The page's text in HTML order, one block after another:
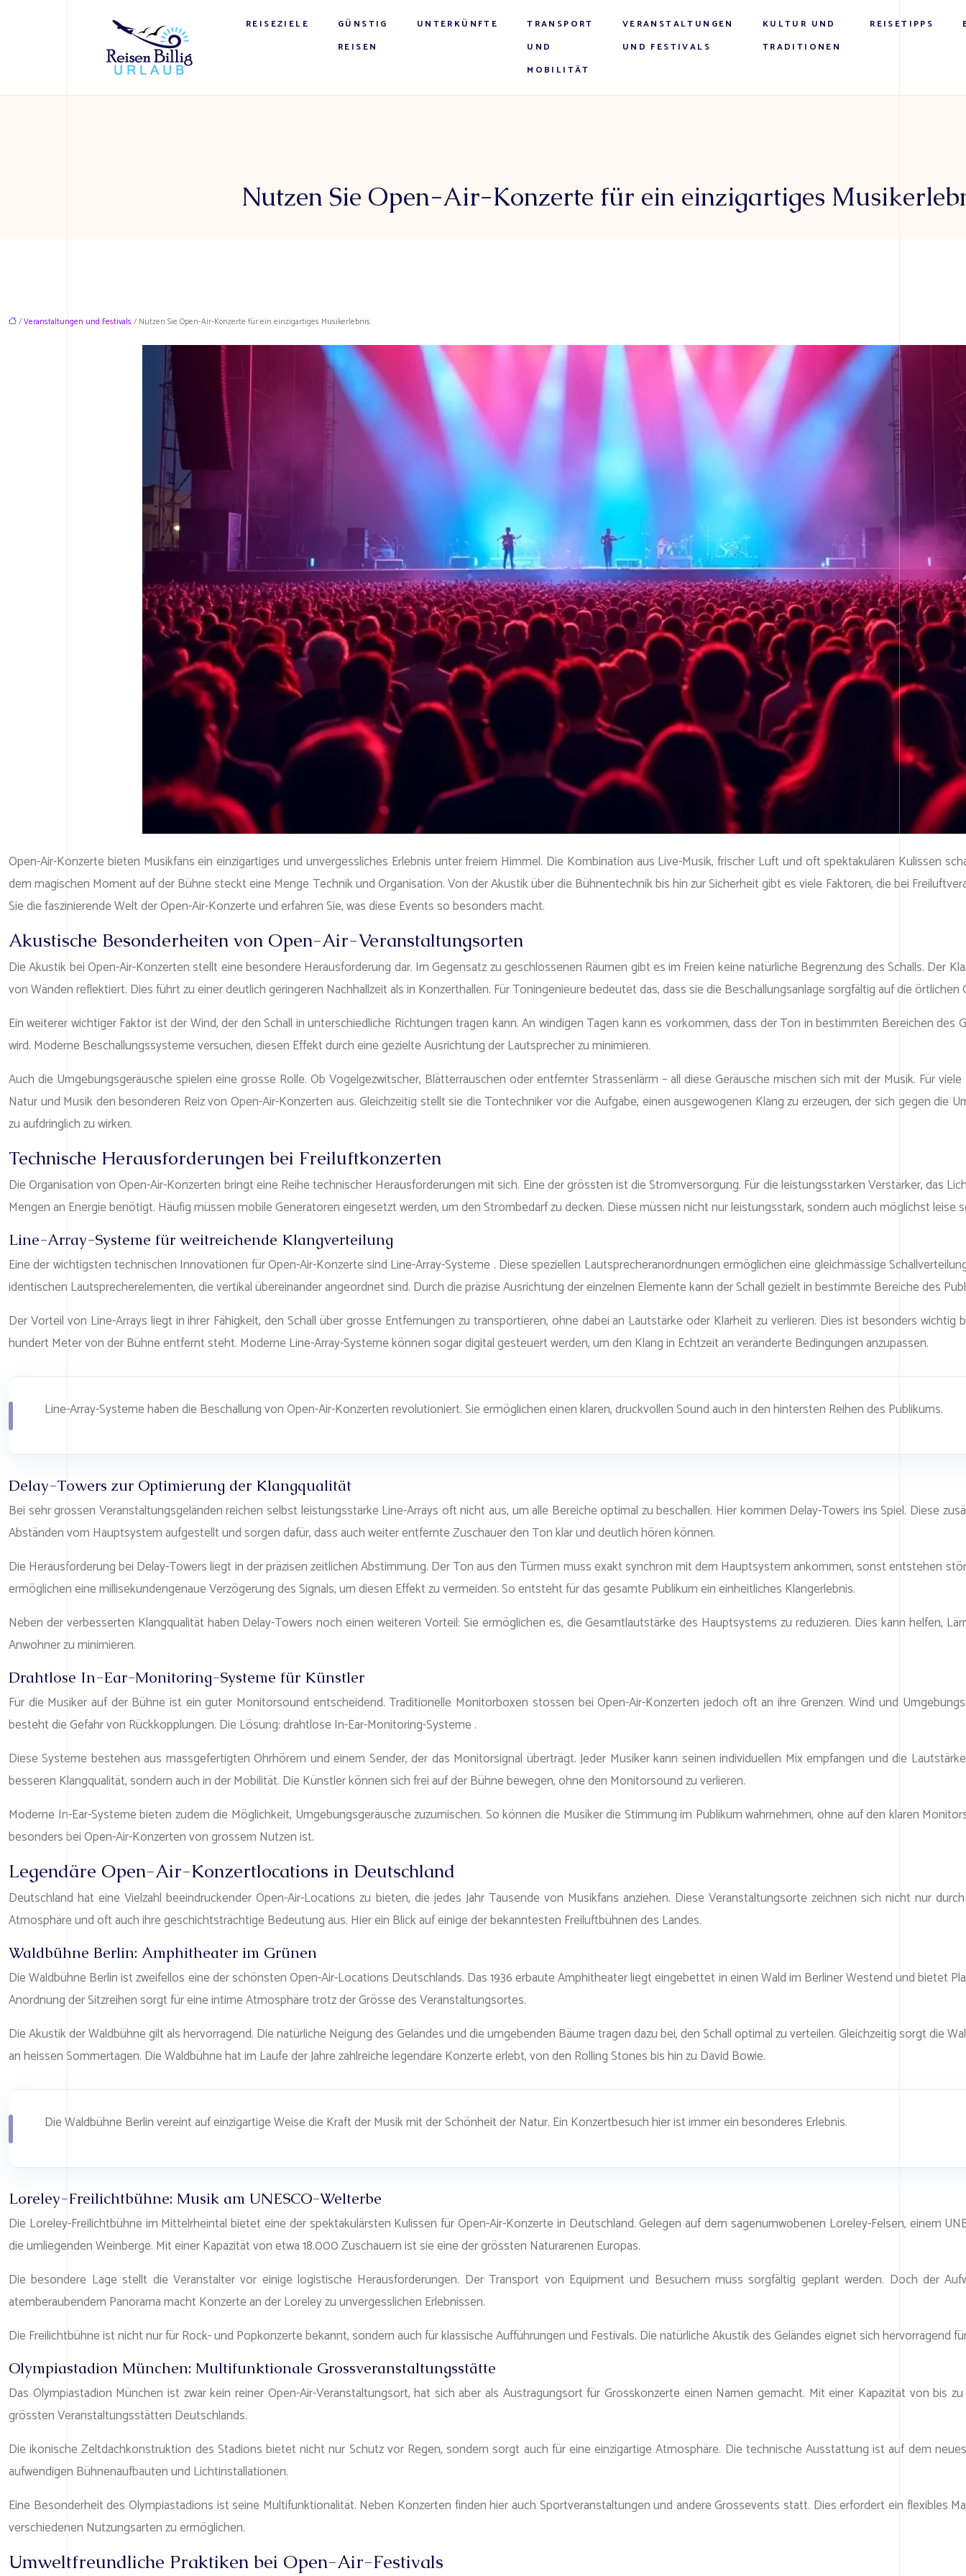
REISEZIELE
GÜNSTIG
REISEN
UNTERKÜNFTE
TRANSPORT
UND
MOBILITÄT
VERANSTALTUNGEN
UND FESTIVALS
KULTUR UND
TRADITIONEN
REISETIPPS
Nutzen Sie Open-Air-Konzerte für ein einzigartiges
/Veranstaltungen und Festivals / Nutzen Sie Open-Air-Konzerte für ein einzigartiges Musikerlebnis
Open-Air-Konzerte bieten Musikfans ein einzigartiges und unvergessliches Erlebnis unter freiem Himmel. Die Kombination aus Live-Musik, frischer Luft und oft spektakulären Kulissen
dem magischen Moment auf der Bühne steckt eine Menge Technik und Organisation. Von der Akustik über die Bühnentechnik bis hin zur Sicherheit gibt es viele Faktoren, die bei
Sie die faszinierende Welt der Open-Air-Konzerte und erfahren Sie, was diese Events so besonders macht.
Akustische Besonderheiten von Open-Air-Veranstaltungsorten
Die Akustik bei Open-Air-Konzerten stellt eine besondere Herausforderung dar. Im Gegensatz zu geschlossenen Räumen gibt es im Freien keine natürliche Begrenzung des Schalls. Der
von Wänden reflektiert. Dies führt zu einer deutlich geringeren Nachhallzeit als in Konzerthallen. Für Toningenieure bedeutet das, dass sie die Beschallungsanlage sorgfältig auf die
Ein weiterer wichtiger Faktor ist der Wind, der den Schall in unterschiedliche Richtungen tragen kann. An windigen Tagen kann es vorkommen, dass der Ton in bestimmten Bereichen des
wird. Moderne Beschallungssysteme versuchen, diesen Effekt durch eine gezielte Ausrichtung der Lautsprecher zu minimieren.
Auch die Umgebungsgeräusche spielen eine grosse Rolle. Ob Vogelgezwitscher, Blätterrauschen oder entfernter Strassenlärm – all diese Geräusche mischen sich mit der Musik. Für
Natur und Musik den besonderen Reiz von Open-Air-Konzerten aus. Gleichzeitig stellt sie die Tontechniker vor die Aufgabe, einen ausgewogenen Klang zu erzeugen, der sich gegen die
zu aufdringlich zu wirken.
Technische Herausforderungen bei Freiluftkonzerten
Die Organisation von Open-Air-Konzerten bringt eine Reihe technischer Herausforderungen mit sich. Eine der grössten ist die Stromversorgung. Für die leistungsstarken Verstärker, das
Mengen an Energie benötigt. Häufig müssen mobile Generatoren eingesetzt werden, um den Strombedarf zu decken. Diese müssen nicht nur leistungsstark, sondern auch möglichst leise
Line-Array-Systeme für weitreichende Klangverteilung
Eine der wichtigsten technischen Innovationen für Open-Air-Konzerte sind Line-Array-Systeme . Diese speziellen Lautsprecheranordnungen ermöglichen eine gleichmässige
identischen Lautsprecherelementen, die vertikal übereinander angeordnet sind. Durch die präzise Ausrichtung der einzelnen Elemente kann der Schall gezielt in bestimmte Bereiche des
Der Vorteil von Line-Arrays liegt in ihrer Fähigkeit, den Schall über grosse Entfernungen zu transportieren, ohne dabei an Lautstärke oder Klarheit zu verlieren. Dies ist besonders
hundert Meter von der Bühne entfernt steht. Moderne Line-Array-Systeme können sogar digital gesteuert werden, um den Klang in Echtzeit an veränderte Bedingungen anzupassen.
Line-Array-Systeme haben die Beschallung von Open-Air-Konzerten revolutioniert. Sie ermöglichen einen klaren, druckvollen Sound auch in den hintersten Reihen des Publikums.
Delay-Towers zur Optimierung der Klangqualität
Bei sehr grossen Veranstaltungsgeländen reichen selbst leistungsstarke Line-Arrays oft nicht aus, um alle Bereiche optimal zu beschallen. Hier kommen Delay-Towers ins Spiel. Diese
Abständen vom Hauptsystem aufgestellt und sorgen dafür, dass auch weiter entfernte Zuschauer den Ton klar und deutlich hören können.
Die Herausforderung bei Delay-Towers liegt in der präzisen zeitlichen Abstimmung. Der Ton aus den Türmen muss exakt synchron mit dem Hauptsystem ankommen, sonst entstehen
ermöglichen eine millisekundengenaue Verzögerung des Signals, um diesen Effekt zu vermeiden. So entsteht für das gesamte Publikum ein einheitliches Klangerlebnis.
Neben der verbesserten Klangqualität haben Delay-Towers noch einen weiteren Vorteil: Sie ermöglichen es, die Gesamtlautstärke des Hauptsystems zu reduzieren. Dies kann helfen,
Anwohner zu minimieren.
Drahtlose In-Ear-Monitoring-Systeme für Künstler
Für die Musiker auf der Bühne ist ein guter Monitorsound entscheidend. Traditionelle Monitorboxen stossen bei Open-Air-Konzerten jedoch oft an ihre Grenzen. Wind und
besteht die Gefahr von Rückkopplungen. Die Lösung: drahtlose In-Ear-Monitoring-Systeme .
Diese Systeme bestehen aus massgefertigten Ohrhörern und einem Sender, der das Monitorsignal überträgt. Jeder Musiker kann seinen individuellen Mix empfangen und die
besseren Klangqualität, sondern auch in der Mobilität. Die Künstler können sich frei auf der Bühne bewegen, ohne den Monitorsound zu verlieren.
Moderne In-Ear-Systeme bieten zudem die Möglichkeit, Umgebungsgeräusche zuzumischen. So können die Musiker die Stimmung im Publikum wahrnehmen, ohne auf den klaren
besonders bei Open-Air-Konzerten von grossem Nutzen ist.
Legendäre Open-Air-Konzertlocations in Deutschland
Deutschland hat eine Vielzahl beeindruckender Open-Air-Locations zu bieten, die jedes Jahr Tausende von Musikfans anziehen. Diese Veranstaltungsorte zeichnen sich nicht nur
Atmosphäre und oft auch ihre geschichtsträchtige Bedeutung aus. Hier ein Blick auf einige der bekanntesten Freiluftbühnen des Landes.
Waldbühne Berlin: Amphitheater im Grünen
Die Waldbühne Berlin ist zweifellos eine der schönsten Open-Air-Locations Deutschlands. Das 1936 erbaute Amphitheater liegt eingebettet in einen Wald im Berliner Westend und bietet
Anordnung der Sitzreihen sorgt für eine intime Atmosphäre trotz der Grösse des Veranstaltungsortes.
Die Akustik der Waldbühne gilt als hervorragend. Die natürliche Neigung des Geländes und die umgebenden Bäume tragen dazu bei, den Schall optimal zu verteilen. Gleichzeitig sorgt die
an heissen Sommertagen. Die Waldbühne hat im Laufe der Jahre zahlreiche legendäre Konzerte erlebt, von den Rolling Stones bis hin zu David Bowie.
Die Waldbühne Berlin vereint auf einzigartige Weise die Kraft der Musik mit der Schönheit der Natur. Ein Konzertbesuch hier ist immer ein besonderes Erlebnis.
Loreley-Freilichtbühne: Musik am UNESCO-Welterbe
Die Loreley-Freilichtbühne im Mittelrheintal bietet eine der spektakulärsten Kulissen für Open-Air-Konzerte in Deutschland. Gelegen auf dem sagenumwobenen Loreley-Felsen, einem
die umliegenden Weinberge. Mit einer Kapazität von etwa 18.000 Zuschauern ist sie eine der grössten Naturarenen Europas.
Die besondere Lage stellt die Veranstalter vor einige logistische Herausforderungen. Der Transport von Equipment und Besuchern muss sorgfältig geplant werden. Doch der
atemberaubendem Panorama macht Konzerte an der Loreley zu unvergesslichen Erlebnissen.
Die Freilichtbühne ist nicht nur für Rock- und Popkonzerte bekannt, sondern auch für klassische Aufführungen und Festivals. Die natürliche Akustik des Geländes eignet sich hervorragend
Olympiastadion München: Multifunktionale Grossveranstaltungsstätte
Das Olympiastadion München ist zwar kein reiner Open-Air-Veranstaltungsort, hat sich aber als Austragungsort für Grosskonzerte einen Namen gemacht. Mit einer Kapazität von bis
grössten Veranstaltungsstätten Deutschlands.
Die ikonische Zeltdachkonstruktion des Stadions bietet nicht nur Schutz vor Regen, sondern sorgt auch für eine einzigartige Atmosphäre. Die technische Ausstattung ist auf dem
aufwendigen Bühnenaufbauten und Lichtinstallationen.
Eine Besonderheit des Olympiastadions ist seine Multifunktionalität. Neben Konzerten finden hier auch Sportveranstaltungen und andere Grossevents statt. Dies erfordert ein flexibles
verschiedenen Nutzungsarten zu ermöglichen.
Umweltfreundliche Praktiken bei Open-Air-Festivals